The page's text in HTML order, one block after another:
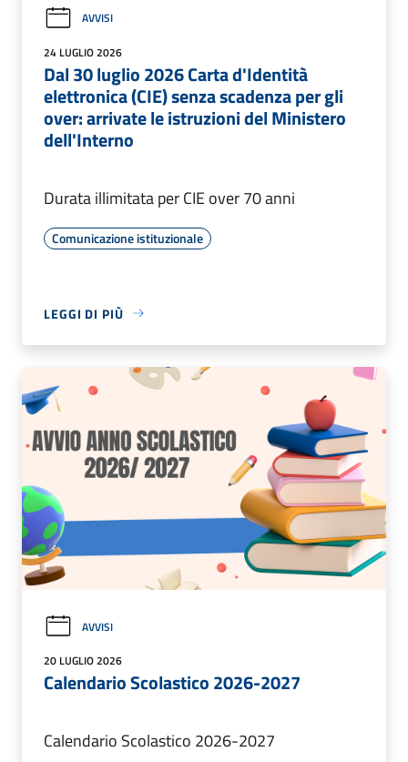
AVVISI
24 LUGLIO 2026
Dal 30 luglio 2026 Carta d'Identità
elettronica (CIE) senza scadenza per gli
over: arrivate le istruzioni del Ministero
dell'Interno
Durata illimitata per CIE over 70 anni
Comunicazione istituzionale
LEGGI DI PIÙ
AVVISI
20 LUGLIO 2026
Calendario Scolastico 2026-2027
Calendario Scolastico 2026-2027